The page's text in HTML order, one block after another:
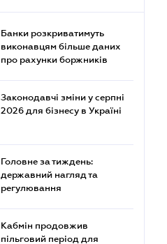
Банки розкриватимуть
виконавцям більше даних
про рахунки боржників
Законодавчі зміни у серпні
2026 для бізнесу в Україні
Головне за тиждень:
державний нагляд та
регулювання
Кабмін продовжив
пільговий період для